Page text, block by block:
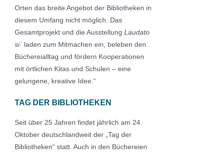
Orten das breite Angebot der Bibliotheken in
diesem Umfang nicht möglich. Das
Gesamtprojekt und die Ausstellung Laudato
siʾ laden zum Mitmachen ein, beleben den
Büchereialltag und fördern Kooperationen
mit örtlichen Kitas und Schulen – eine
gelungene, kreative Idee.“
TAG DER BIBLIOTHEKEN
Seit über 25 Jahren findet jährlich am 24.
Oktober deutschlandweit der „Tag der
Bibliotheken“ statt. Auch in den Büchereien